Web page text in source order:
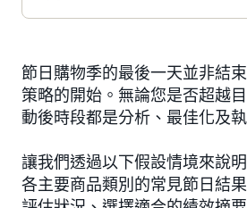
節日購物季的最後一天並非結
策略的開始。無論您是否超越
動後時段都是分析、最佳化及
讓我們透過以下假設情境來說
各主要商品類別的常見節日結